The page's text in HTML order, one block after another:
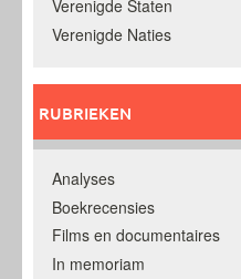
Verenigde Staten
Verenigde Naties
RUBRIEKEN
Analyses
Boekrecensies
Films en documentaires
In memoriam